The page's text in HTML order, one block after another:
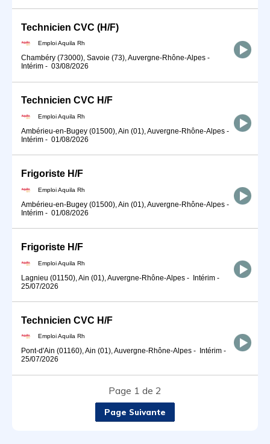
Technicien CVC (H/F)
Emploi Aquila Rh
Chambéry (73000), Savoie (73), Auvergne-Rhône-Alpes -
Intérim - 03/08/2026
Technicien CVC H/F
Emploi Aquila Rh
Ambérieu-en-Bugey (01500), Ain (01), Auvergne-Rhône-Alpes -
Intérim - 01/08/2026
Frigoriste H/F
Emploi Aquila Rh
Ambérieu-en-Bugey (01500), Ain (01), Auvergne-Rhône-Alpes -
Intérim - 01/08/2026
Frigoriste H/F
Emploi Aquila Rh
Lagnieu (01150), Ain (01), Auvergne-Rhône-Alpes - Intérim -
25/07/2026
Technicien CVC H/F
Emploi Aquila Rh
Pont-d'Ain (01160), Ain (01), Auvergne-Rhône-Alpes - Intérim -
25/07/2026
Page 1 de 2
Page Suivante